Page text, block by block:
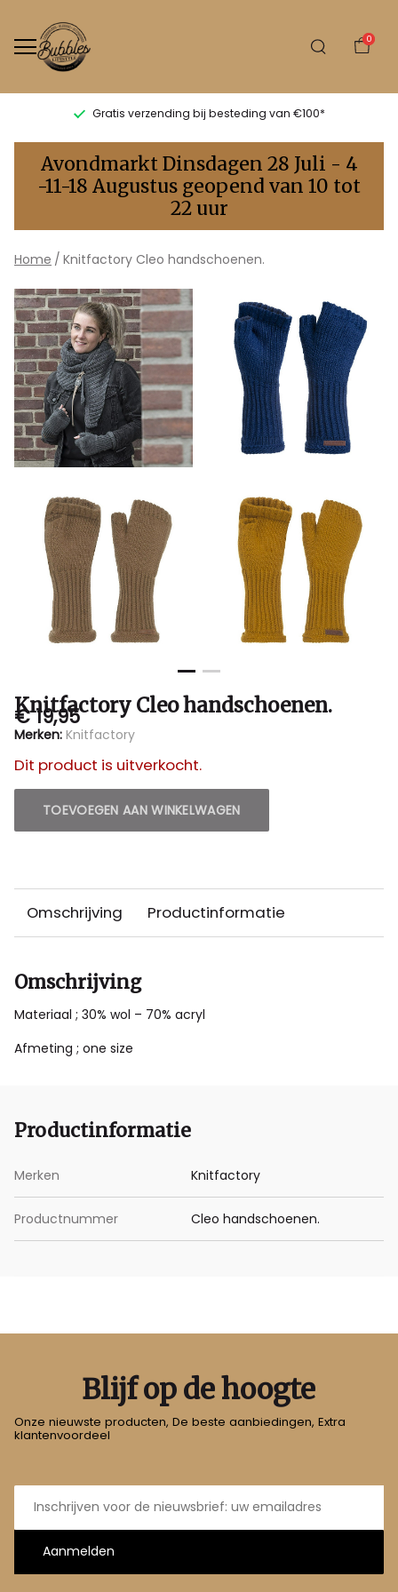
0
Gratis verzending bij besteding van €100*
Cleo
handschoenen.
-
Bubbles
Sluis
Avondmarkt Dinsdagen 28 Juli - 4
-11-18 Augustus geopend van 10 tot
22 uur
Home Knitfactory Cleo handschoenen.
Knitfactory Cleo handschoenen.
€ 19,95
Merken: Knitfactory
Dit product is uitverkocht.
TOEVOEGEN AAN WINKELWAGEN
Omschrijving Productinformatie
Omschrijving
Materiaal ; 30% wol – 70% acryl
Afmeting ; one size
Productinformatie
Merken Knitfactory
Productnummer Cleo handschoenen.
Blijf op de hoogte
Onze nieuwste producten, De beste aanbiedingen, Extra
klantenvoordeel
E-
mailadres
Aanmelden